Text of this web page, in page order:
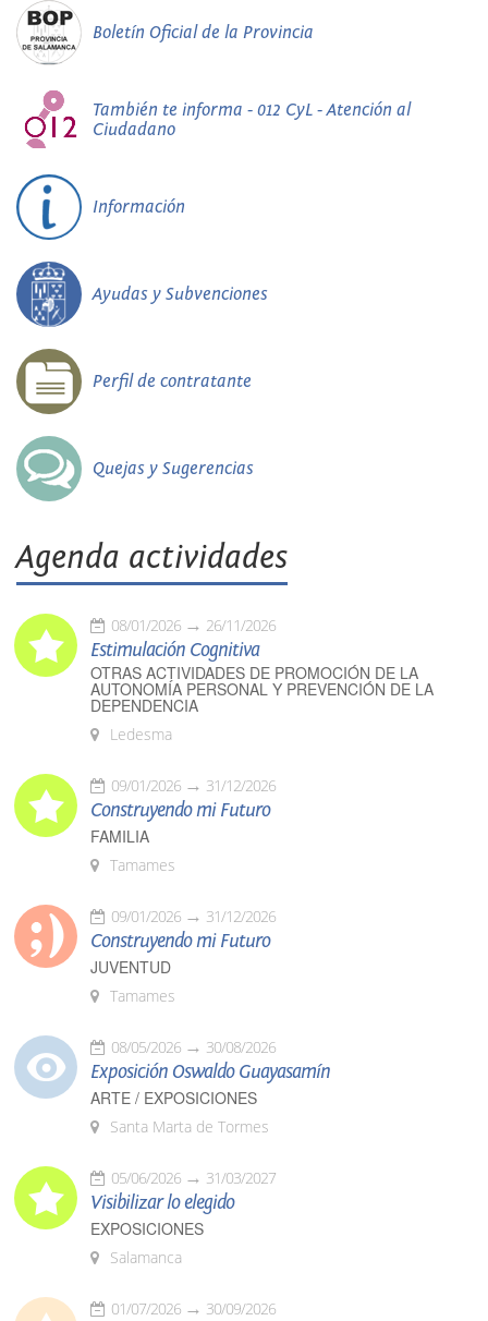
Boletín Oficial de la Provincia
También te informa - 012 CyL - Atención al
Ciudadano
Información
Ayudas y Subvenciones
Perfil de contratante
Quejas y Sugerencias
Agenda actividades
08/01/2026 26/11/2026
Estimulación Cognitiva
OTRAS ACTIVIDADES DE PROMOCIÓN DE LA
AUTONOMÍA PERSONAL Y PREVENCIÓN DE LA
DEPENDENCIA
Ledesma
09/01/2026 31/12/2026
Construyendo mi Futuro
FAMILIA
Tamames
09/01/2026 31/12/2026
Construyendo mi Futuro
JUVENTUD
Tamames
08/05/2026 30/08/2026
Exposición Oswaldo Guayasamín
ARTE / EXPOSICIONES
Santa Marta de Tormes
05/06/2026 31/03/2027
Visibilizar lo elegido
EXPOSICIONES
Salamanca
01/07/2026 30/09/2026